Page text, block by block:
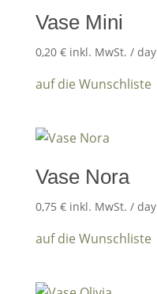
Vase Mini
0,20 € inkl. MwSt. / day
auf die Wunschliste
Vase Nora
0,75 € inkl. MwSt. / day
auf die Wunschliste